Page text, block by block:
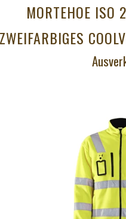
MORTEHOE ISO
ZWEIFARBIGES